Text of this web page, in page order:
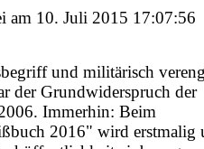
am 10. Juli 2015 17:07:56
und militärisch
der Grundwiderspruch der
Immerhin: Beim
2016" wird erstmalig